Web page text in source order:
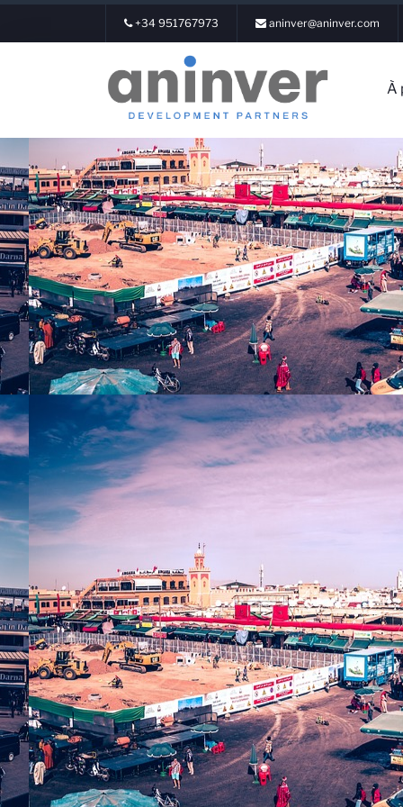
+34 951767973 aninver@aninver.com
À
À